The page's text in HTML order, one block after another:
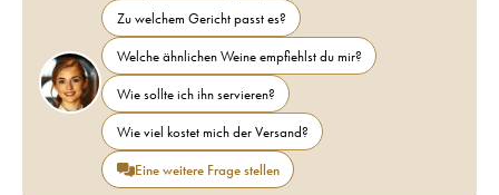
Zu welchem Gericht passt es?
Welche ähnlichen Weine empfiehlst du mir?
Wie sollte ich ihn servieren?
Wie viel kostet mich der Versand?
Eine weitere Frage stellen